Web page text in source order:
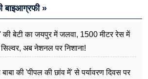
बाइआग्रफी »
की बेटी का जयपुर में जलवा, 1500 मीटर रेस में
सिल्वर, अब नेशनल पर निशाना!
बाबा की 'पीपल की छांव में' से पर्यावरण दिवस पर